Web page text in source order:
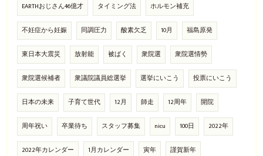
EARTHおじさん46億才 タイミング法 ホルモン補充
不妊症から妊娠 同調圧力 酸素欠乏 10月 福島原発
東日本大震災 放射能 被ばく 衆院選 衆院選情勢
衆院選候補者 衆議院議員総選挙 選挙にいこう 投票にいこう
日本の未来 子育て世代 12月 師走 12周年 開院
周年祝い 卒業待ち スタッフ募集 nicu 100日 2022年
2022年カレンダー 1月カレンダー 寅年 謹賀新年